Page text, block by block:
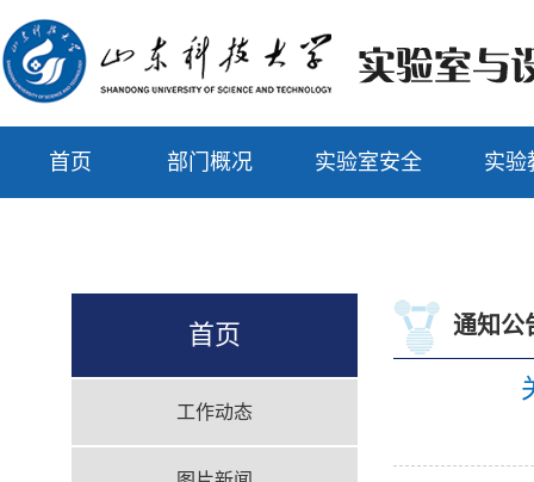
首页 部门概况 实验室安全 实验
首页
工作动态
通知公